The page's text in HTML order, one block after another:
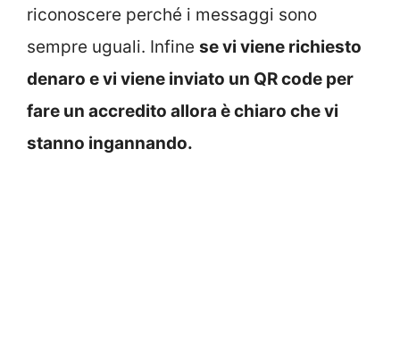
riconoscere perché i messaggi sono
sempre uguali. Infine se vi viene richiesto
denaro e vi viene inviato un QR code per
fare un accredito allora è chiaro che vi
stanno ingannando.